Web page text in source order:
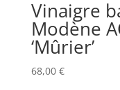
Vinaigre
Modène
‘Mûrier’
68,00 €